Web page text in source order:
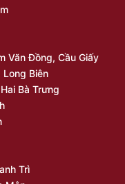
Văn Đồng, Cầu Giấy
Long Biên
Bà Trưng
Trì